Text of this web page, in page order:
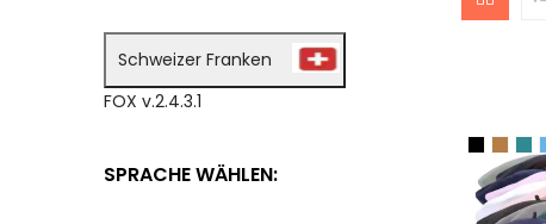
Schweizer Franken
FOX v.2.4.3.1
SPRACHE WÄHLEN: